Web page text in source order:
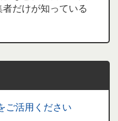
だけが知っている
ご活用ください